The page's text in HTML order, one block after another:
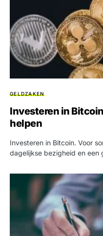
GELDZAKEN
Investeren in
helpen
Investeren in Bitcoin. Voor
dagelijkse bezigheid en